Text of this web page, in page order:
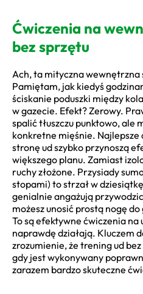
Ćwiczenia na
bez sprzętu
Ach, ta mityczna wewnętrzna
Pamiętam, jak kiedyś
ściskanie poduszki między
w gazecie. Efekt? Zerowy.
spalić tłuszczu punktowo, ale
konkretne mięśnie.
stronę ud szybko przynoszą
większego planu. Zamiast
ruchy złożone. Przysiady
stopami) to strzał w
genialnie angażują
możesz unosić prostą nogę
To są efektywne ćwiczenia na
naprawdę działają. Kluczem
zrozumienie, że trening ud
gdy jest wykonywany
zarazem bardzo skuteczne